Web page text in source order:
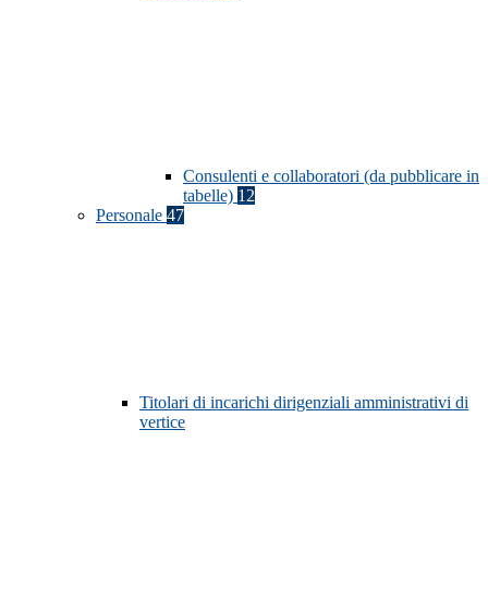
Consulenti e collaboratori (da pubblicare in
tabelle) 12
Personale 47
Titolari di incarichi dirigenziali amministrativi di
vertice